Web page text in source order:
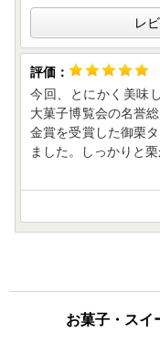
レ
今回、とにかく美味
大菓子博覧会の名誉
金賞を受賞した御栗
ました。しっかりと
お菓子・スイ